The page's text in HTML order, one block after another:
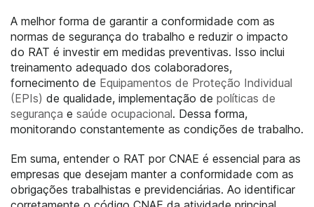
A melhor forma de garantir a conformidade com as
normas de segurança do trabalho e reduzir o impacto
do RAT é investir em medidas preventivas. Isso inclui
treinamento adequado dos colaboradores,
fornecimento de Equipamentos de Proteção Individual
(EPIs) de qualidade, implementação de políticas de
segurança e saúde ocupacional. Dessa forma,
monitorando constantemente as condições de trabalho.
Em suma, entender o RAT por CNAE é essencial para as
empresas que desejam manter a conformidade com as
obrigações trabalhistas e previdenciárias. Ao identificar